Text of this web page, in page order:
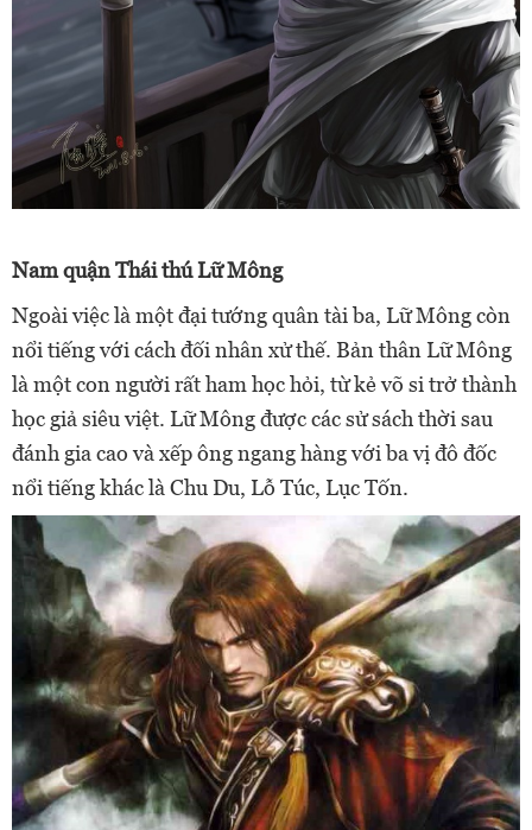
Nam quận Thái thú Lữ Mông
Ngoài việc là một đại tướng quân tài ba, Lữ Mông còn
nổi tiếng với cách đối nhân xử thế. Bản thân Lữ Mông
là một con người rất ham học hỏi, từ kẻ võ si trở thành
học giả siêu việt. Lữ Mông được các sử sách thời sau
đánh gia cao và xếp ông ngang hàng với ba vị đô đốc
nổi tiếng khác là Chu Du, Lỗ Túc, Lục Tốn.